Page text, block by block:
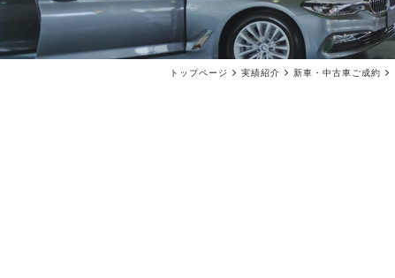
トップページ 実績紹介 新車・中古車ご成約